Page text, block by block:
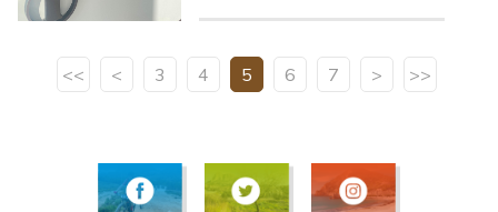
<< < 3 4 5 6 7 > >>